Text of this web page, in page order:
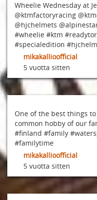
Wheelie Wednesday at
@ktmfactoryracing
@hjchelmets
#wheelie #ktm
#specialedition
mikakallioofficial
5 vuotta sitten
One of the best things
common hobby of our
#finland #family
#familytime
mikakallioofficial
5 vuotta sitten